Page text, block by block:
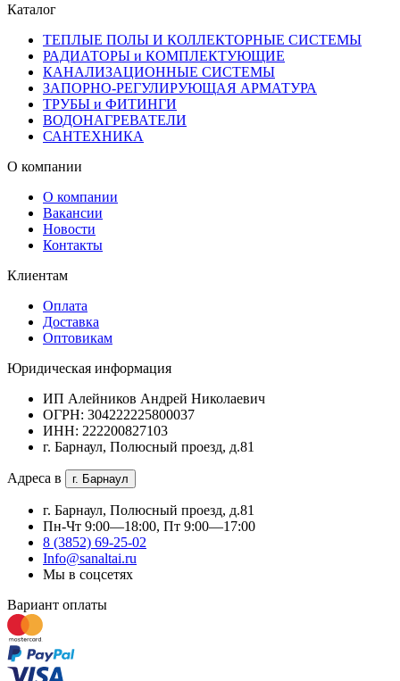
Каталог
ТЕПЛЫЕ ПОЛЫ И КОЛЛЕКТОРНЫЕ СИСТЕМЫ
РАДИАТОРЫ и КОМПЛЕКТУЮЩИЕ
КАНАЛИЗАЦИОННЫЕ СИСТЕМЫ
ЗАПОРНО-РЕГУЛИРУЮЩАЯ АРМАТУРА
ТРУБЫ и ФИТИНГИ
ВОДОНАГРЕВАТЕЛИ
САНТЕХНИКА
О компании
О компании
Вакансии
Новости
Контакты
Клиентам
Оплата
Доставка
Оптовикам
Юридическая информация
ИП Алейников Андрей Николаевич
ОГРН: 304222225800037
ИНН: 222200827103
г. Барнаул, Полюсный проезд, д.81
Адреса в г. Барнаул
г. Барнаул, Полюсный проезд, д.81
Пн-Чт 9:00—18:00, Пт 9:00—17:00
8 (3852) 69-25-02
Info@sanaltai.ru
Мы в соцсетях
Вариант оплаты